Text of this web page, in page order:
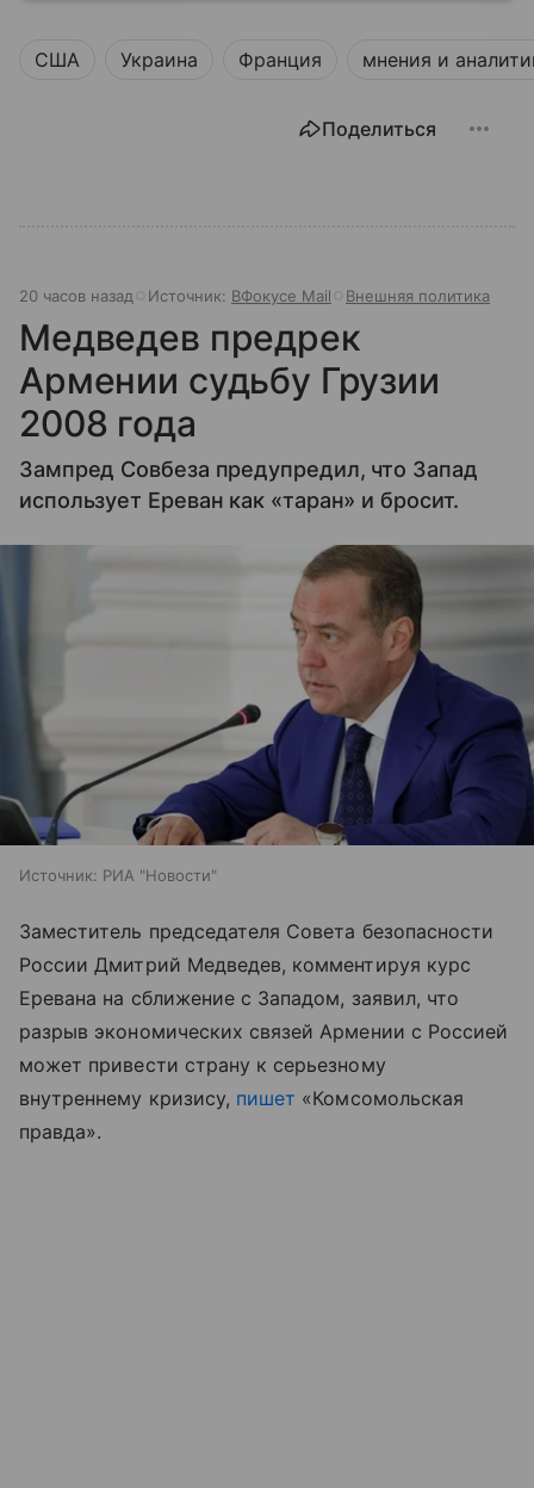
США Украина Франция мнения и
Поделиться
20 часов назад Источник: ВФокусе Mail Внешняя политика
Медведев предрек
Армении судьбу Грузии
2008 года
Зампред Совбеза предупредил, что Запад
использует Ереван как «таран» и бросит.
Источник: РИА "Новости"
Заместитель председателя Совета безопасности
России Дмитрий Медведев, комментируя курс
Еревана на сближение с Западом, заявил, что
разрыв экономических связей Армении с Россией
может привести страну к серьезному
внутреннему кризису, пишет «Комсомольская
правда».